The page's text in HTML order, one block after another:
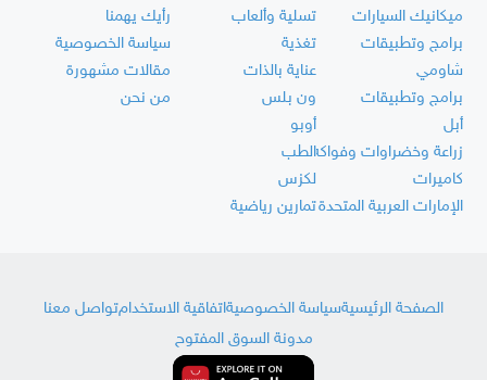
ميكانيك السيارات
تسلية وألعاب
برامج وتطبيقات
تغذية
شاومي
عناية بالذات
برامج وتطبيقات
ون بلس
أبل
أوبو
زراعة وخضراوات وفواكهالطب
كاميرات
لكزس
الإمارات العربية المتحدةتمارين رياضية
رأيك يهمنا
سياسة الخصوصية
مقالات مشهورة
من نحن
الصفحة الرئيسيةسياسة الخصوصيةاتفاقية الاستخدامتواصل معنا
مدونة السوق المفتوح